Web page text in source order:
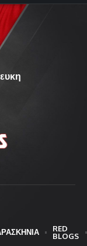
RED
BLOGS